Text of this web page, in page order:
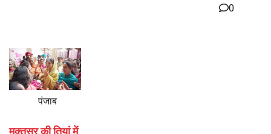
0
पंजाब
मुक्तसर की तियां में